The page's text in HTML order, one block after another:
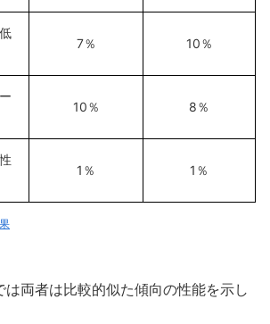
7％ 10％
10％ 8％
1％ 1％
両者は比較的似た傾向の性能を示し